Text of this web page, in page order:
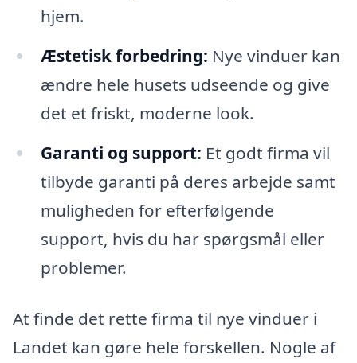
hjem.
Æstetisk forbedring: Nye vinduer kan
ændre hele husets udseende og give
det et friskt, moderne look.
Garanti og support: Et godt firma vil
tilbyde garanti på deres arbejde samt
muligheden for efterfølgende
support, hvis du har spørgsmål eller
problemer.
At finde det rette firma til nye vinduer i
Landet kan gøre hele forskellen. Nogle af